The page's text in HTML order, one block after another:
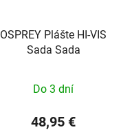
OSPREY Plášte HI-VIS
Sada Sada
Do 3 dní
48,95 €